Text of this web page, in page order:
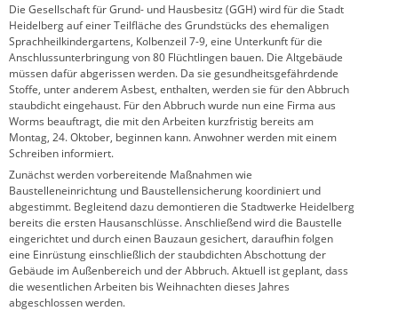
Die Gesellschaft für Grund- und Hausbesitz (GGH) wird für die Stadt
Heidelberg auf einer Teilfläche des Grundstücks des ehemaligen
Sprachheilkindergartens, Kolbenzeil 7-9, eine Unterkunft für die
Anschlussunterbringung von 80 Flüchtlingen bauen. Die Altgebäude
müssen dafür abgerissen werden. Da sie gesundheitsgefährdende
Stoffe, unter anderem Asbest, enthalten, werden sie für den Abbruch
staubdicht eingehaust. Für den Abbruch wurde nun eine Firma aus
Worms beauftragt, die mit den Arbeiten kurzfristig bereits am
Montag, 24. Oktober, beginnen kann. Anwohner werden mit einem
Schreiben informiert.
Zunächst werden vorbereitende Maßnahmen wie
Baustelleneinrichtung und Baustellensicherung koordiniert und
abgestimmt. Begleitend dazu demontieren die Stadtwerke Heidelberg
bereits die ersten Hausanschlüsse. Anschließend wird die Baustelle
eingerichtet und durch einen Bauzaun gesichert, daraufhin folgen
eine Einrüstung einschließlich der staubdichten Abschottung der
Gebäude im Außenbereich und der Abbruch. Aktuell ist geplant, dass
die wesentlichen Arbeiten bis Weihnachten dieses Jahres
abgeschlossen werden.